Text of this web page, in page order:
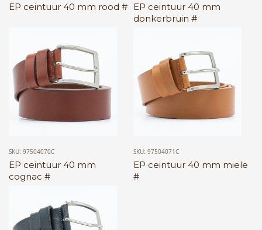
EP ceintuur 40 mm rood # EP ceintuur 40 mm
donkerbruin #
SKU: 97504070C
EP ceintuur 40 mm
cognac #
SKU: 97504071C
EP ceintuur 40 mm miele
#